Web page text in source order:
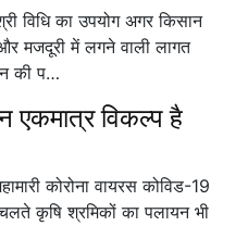
विधि का उपयोग अगर किसान
मजदूरी में लगने वाली लागत
की प…
एकमात्र विकल्प है
कोरोना वायरस कोविड-19
कृषि श्रमिकों का पलायन भी